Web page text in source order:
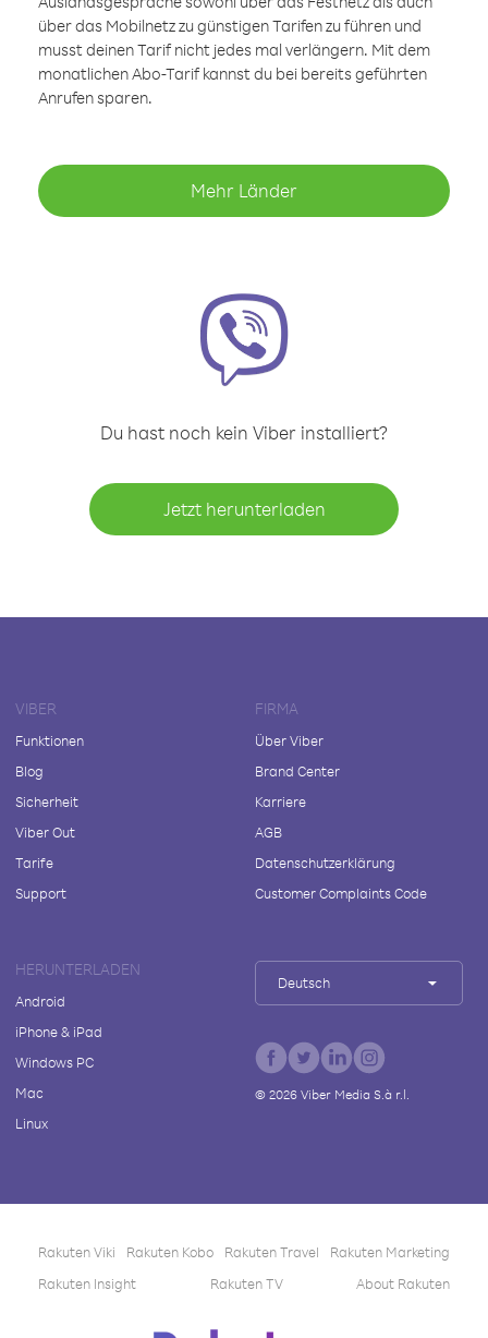
über das Mobilnetz zu günstigen Tarifen zu führen und
musst deinen Tarif nicht jedes mal verlängern. Mit dem
monatlichen Abo-Tarif kannst du bei bereits geführten
Anrufen sparen.
Mehr Länder
Du hast noch kein Viber installiert?
Jetzt herunterladen
VIBER
Funktionen
Blog
Sicherheit
Viber Out
Tarife
Support
FIRMA
Über Viber
Brand Center
Karriere
AGB
Datenschutzerklärung
Customer Complaints Code
HERUNTERLADEN
Android
iPhone & iPad
Windows PC
Mac
Linux
Deutsch
© 2026Viber Media S.à r.l.
Rakuten Viki Rakuten Kobo Rakuten Travel
Rakuten Marketing
Rakuten Insight
Rakuten TV About Rakuten